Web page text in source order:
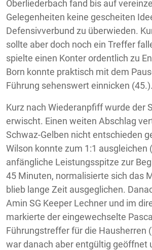
Oberliederbach fand bis auf
Gelegenheiten keine gescheiten
Defensivverbund zu überwieden.
sollte aber doch noch ein Treffer
spielte einen Konter ordentlich zu
Born konnte praktisch mit dem
Führung sehenswert einnicken (45.).
Kurz nach Wiederanpfiff wurde der
erwischt. Einen weiten Abschlag
Schwaz-Gelben nicht entschieden
Wilson konnte zum 1:1 ausgleichen
anfängliche Leistungsspitze zur
45 Minuten, normalisierte sich das
blieb lange Zeit ausgeglichen.
Amin SG Keeper Lechner und im
markierte der eingewechselte
Führungstreffer für die Hausherren
war danach aber entgültig geöffnet